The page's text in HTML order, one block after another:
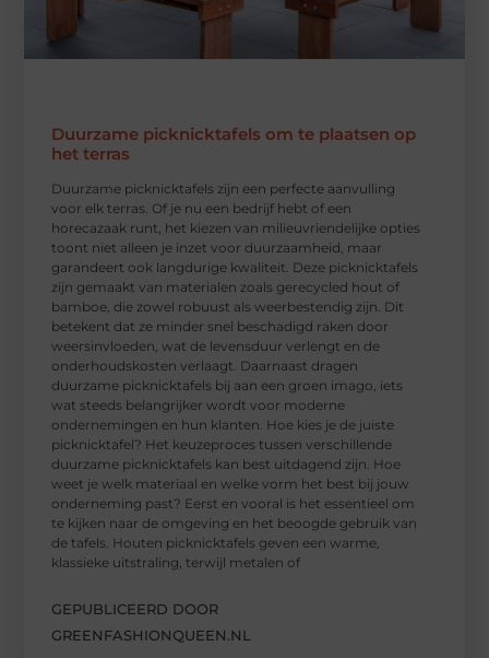
Duurzame picknicktafels om te plaatsen op
het terras
Duurzame picknicktafels zijn een perfecte aanvulling
voor elk terras. Of je nu een bedrijf hebt of een
horecazaak runt, het kiezen van milieuvriendelijke opties
toont niet alleen je inzet voor duurzaamheid, maar
garandeert ook langdurige kwaliteit. Deze picknicktafels
zijn gemaakt van materialen zoals gerecycled hout of
bamboe, die zowel robuust als weerbestendig zijn. Dit
betekent dat ze minder snel beschadigd raken door
weersinvloeden, wat de levensduur verlengt en de
onderhoudskosten verlaagt. Daarnaast dragen
duurzame picknicktafels bij aan een groen imago, iets
wat steeds belangrijker wordt voor moderne
ondernemingen en hun klanten. Hoe kies je de juiste
picknicktafel? Het keuzeproces tussen verschillende
duurzame picknicktafels kan best uitdagend zijn. Hoe
weet je welk materiaal en welke vorm het best bij jouw
onderneming past? Eerst en vooral is het essentieel om
te kijken naar de omgeving en het beoogde gebruik van
de tafels. Houten picknicktafels geven een warme,
klassieke uitstraling, terwijl metalen of
GEPUBLICEERD DOOR
GREENFASHIONQUEEN.NL